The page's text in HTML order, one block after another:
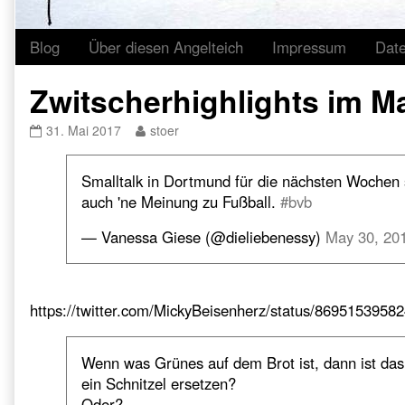
Blog Über diesen Angelteich Impressum
Zwitscherhighlights im
Zwitscherhighlights
published
31. Mai 2017
Read
by
the
of
Zwitscherhighlights
im
2017,
stoer
Smalltalk in Dortmund für die nächsten
auch 'ne Meinung zu Fußball. #bvb
— Vanessa Giese (@dieliebenessy) May 30,
https://twitter.com/MickyBeisenherz/status/
Wenn was Grünes auf dem Brot ist, dann ist
ein Schnitzel ersetzen?